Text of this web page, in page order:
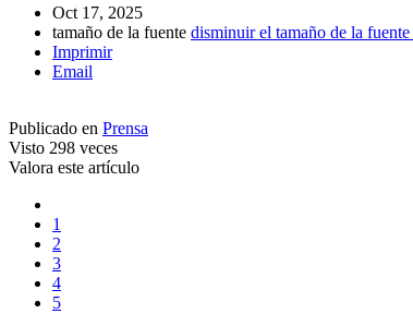
Oct 17, 2025
tamaño de la fuente disminuir el tamaño de la fuente
Imprimir
Email
Publicado en Prensa
Visto 298 veces
Valora este artículo
1
2
3
4
5